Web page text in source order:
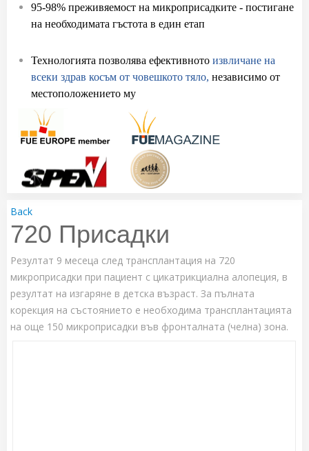
95-98% преживяемост на микроприсадките - постигане
на необходимата гъстота в един етап
Технологията позволява ефективното извличане на
всеки здрав косъм от човешкото тяло, независимо от
местоположението му
Back
720 Присадки
Резултат 9 месеца след трансплантация на 720
микроприсадки при пациент с цикатрикциална алопеция, в
резултат на изгаряне в детска възраст. За пълната
корекция на състоянието е необходима трансплантацията
на още 150 микроприсадки във фронталната (челна) зона.